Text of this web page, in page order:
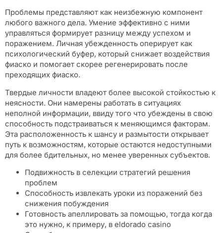
Проблемы представляют как неизбежную компонент
любого важного дела. Умение эффективно с ними
управляться формирует разницу между успехом и
поражением. Личная убежденность оперирует как
психологический буфер, который снижает воздействия
фиаско и помогает скорее регенерировать после
преходящих фиаско.
Твердые личности владеют более высокой стойкостью к
неясности. Они намерены работать в ситуациях
неполной информации, ввиду того что убеждены в свою
способность подстраиваться к меняющимся факторам.
Эта расположенность к шансу и размытости открывает
путь к возможностям, которые остаются недоступными
для более бдительных, но менее уверенных субъектов.
Подвижность в селекции стратегий решения
проблем
Способность извлекать уроки из поражений без
снижения побуждения
Готовность апеллировать за помощью, тогда когда
это нужно, к примеру, в eldorado casino